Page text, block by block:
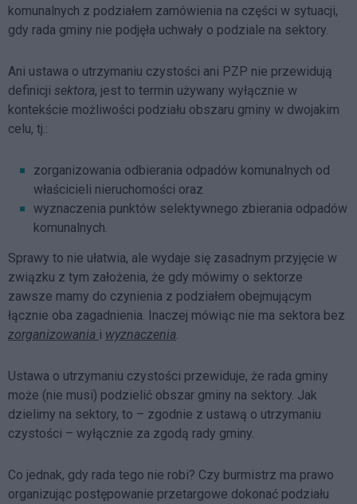
komunalnych z podziałem zamówienia na części w sytuacji,
gdy rada gminy nie podjęła uchwały o podziale na sektory.
Ani ustawa o utrzymaniu czystości ani PZP nie przewidują
definicji sektora, jest to termin używany wyłącznie w
kontekście możliwości podziału obszaru gminy w dwojakim
celu, tj.:
zorganizowania odbierania odpadów komunalnych od
właścicieli nieruchomości oraz
wyznaczenia punktów selektywnego zbierania odpadów
komunalnych.
Sprawy to nie ułatwia, ale wydaje się zasadnym przyjęcie w
związku z tym założenia, że gdy mówimy o sektorze
zawsze mamy do czynienia z podziałem obejmującym
łącznie oba zagadnienia. Inaczej mówiąc nie ma sektora bez
zorganizowania i wyznaczenia.
Ustawa o utrzymaniu czystości przewiduje, że rada gminy
może (nie musi) podzielić obszar gminy na sektory. Jak
dzielimy na sektory, to – zgodnie z ustawą o utrzymaniu
czystości – wyłącznie za zgodą rady gminy.
Co jednak, gdy rada tego nie robi? Czy burmistrz ma prawo
organizując postępowanie przetargowe dokonać podziału